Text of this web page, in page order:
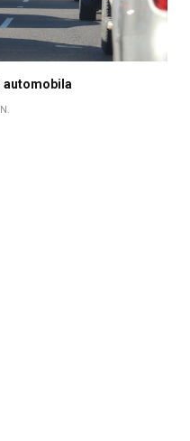
automobila